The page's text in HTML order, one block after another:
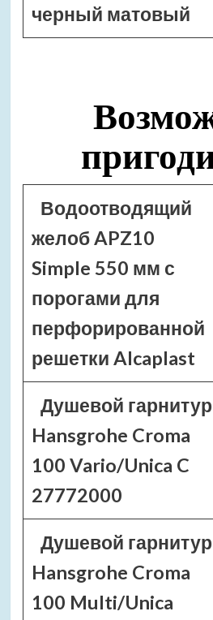
черный матовый
Водоотводящий
желоб APZ10
Simple 550 мм с
порогами для
перфорированной
решетки Alcaplast
Душевой гарнитур
Hansgrohe Croma
100 Vario/Unica C
27772000
Душевой гарнитур
Hansgrohe Croma
100 Multi/Unica